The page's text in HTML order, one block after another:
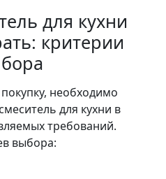
для кухни
критерии
необходимо
для кухни в
требований.
выбора: